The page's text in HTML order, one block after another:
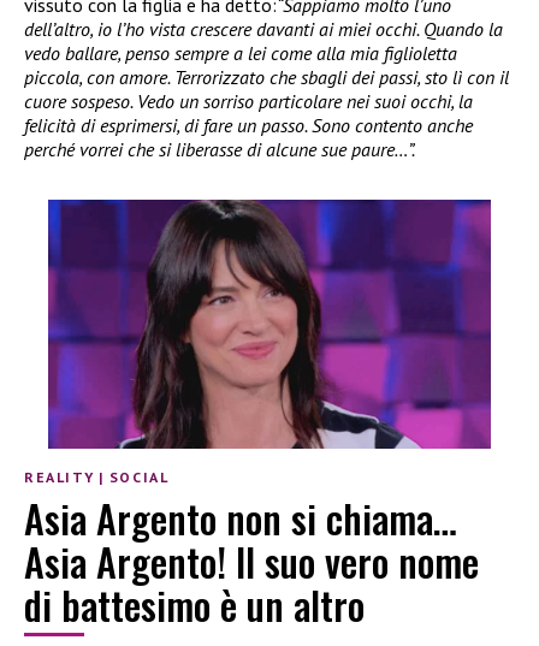
dell’altro, io l’ho vista crescere davanti ai miei occhi. Quando la
vedo ballare, penso sempre a lei come alla mia figlioletta
piccola, con amore. Terrorizzato che sbagli dei passi, sto lì con il
cuore sospeso. Vedo un sorriso particolare nei suoi occhi, la
felicità di esprimersi, di fare un passo. Sono contento anche
perché vorrei che si liberasse di alcune sue paure…”.
REALITY | SOCIAL
Asia Argento non si chiama…
Asia Argento! Il suo vero nome
di battesimo è un altro